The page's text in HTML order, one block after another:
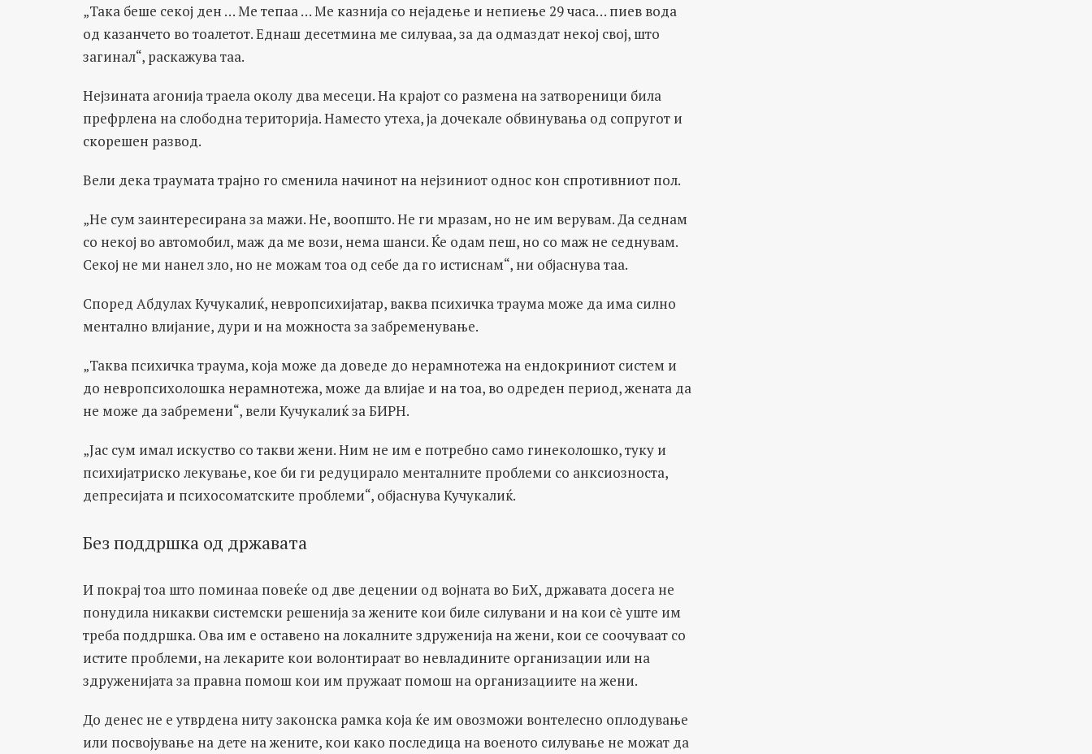
„Така беше секој ден … Ме тепаа … Ме казнија со нејадење и непиење 29 часа… пиев вода
од казанчето во тоалетот. Еднаш десетмина ме силуваа, за да одмаздат некој свој, што
загинал“, раскажува таа.
Нејзината агонија траела околу два месеци. На крајот со размена на затвореници била
префрлена на слободна територија. Наместо утеха, ја дочекале обвинувања од сопругот и
скорешен развод.
Вели дека траумата трајно го сменила начинот на нејзиниот однос кон спротивниот пол.
„Не сум заинтересирана за мажи. Не, воопшто. Не ги мразам, но не им верувам. Да седнам
со некој во автомобил, маж да ме вози, нема шанси. Ќе одам пеш, но со маж не седнувам.
Секој не ми нанел зло, но не можам тоа од себе да го истиснам“, ни објаснува таа.
Според Абдулах Кучукалиќ, невропсихијатар, ваква психичка траума може да има силно
ментално влијание, дури и на можноста за забременување.
„Таква психичка траума, која може да доведе до нерамнотежа на ендокриниот систем и
до невропсихолошка нерамнотежа, може да влијае и на тоа, во одреден период, жената да
не може да забремени“, вели Кучукалиќ за БИРН.
„Јас сум имал искуство со такви жени. Ним не им е потребно само гинеколошко, туку и
психијатриско лекување, кое би ги редуцирало менталните проблеми со анксиозноста,
депресијата и психосоматските проблеми“, објаснува Кучукалиќ.
Без поддршка од државата
И покрај тоа што поминаа повеќе од две децении од војната во БиХ, државата досега не
понудила никакви системски решенија за жените кои биле силувани и на кои сѐ уште им
треба поддршка. Ова им е оставено на локалните здруженија на жени, кои се соочуваат со
истите проблеми, на лекарите кои волонтираат во невладините организации или на
здруженијата за правна помош кои им пружаат помош на организациите на жени.
До денес не е утврдена ниту законска рамка која ќе им овозможи вонтелесно оплодување
или посвојување на дете на жените, кои како последица на военото силување не можат да